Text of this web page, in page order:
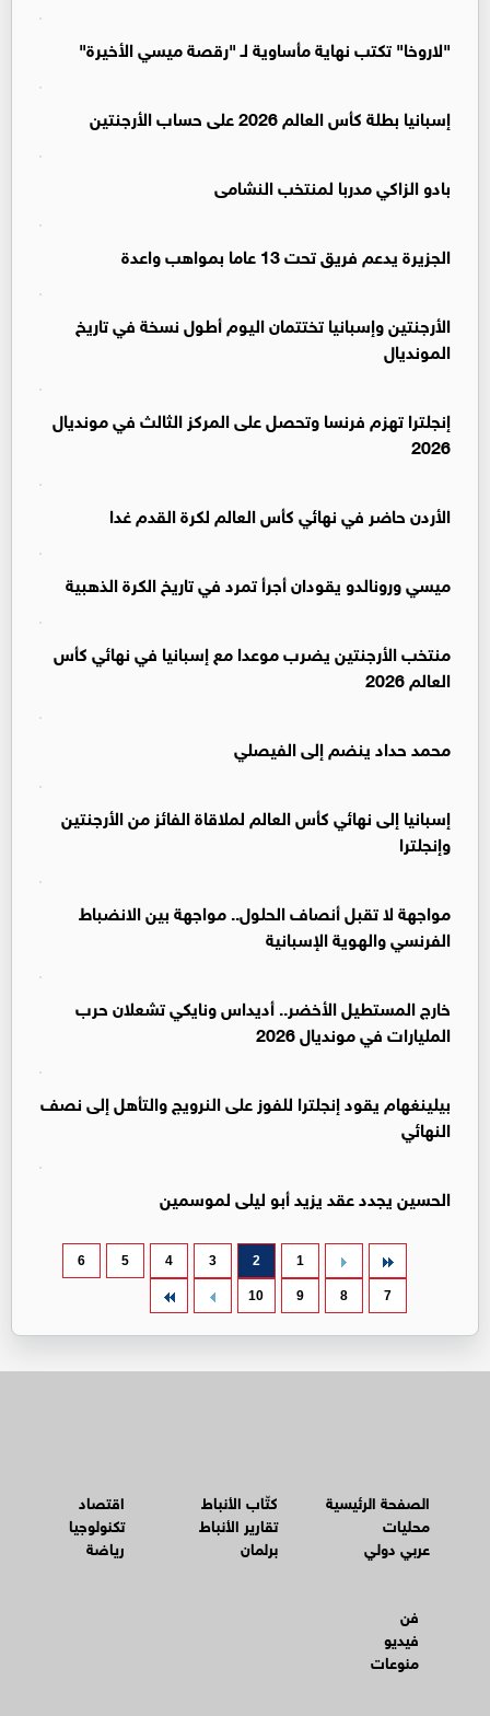
"لاروخا" تكتب نهاية مأساوية لـ "رقصة ميسي الأخيرة"
إسبانيا بطلة كأس العالم 2026 على حساب الأرجنتين
بادو الزاكي مدربا لمنتخب النشامى
الجزيرة يدعم فريق تحت 13 عاما بمواهب واعدة
الأرجنتين وإسبانيا تختتمان اليوم أطول نسخة في تاريخ
المونديال
إنجلترا تهزم فرنسا وتحصل على المركز الثالث في مونديال
2026
الأردن حاضر في نهائي كأس العالم لكرة القدم غدا
ميسي ورونالدو يقودان أجرأ تمرد في تاريخ الكرة الذهبية
منتخب الأرجنتين يضرب موعدا مع إسبانيا في نهائي كأس
العالم 2026
محمد حداد ينضم إلى الفيصلي
إسبانيا إلى نهائي كأس العالم لملاقاة الفائز من الأرجنتين
وإنجلترا
مواجهة لا تقبل أنصاف الحلول.. مواجهة بين الانضباط
الفرنسي والهوية الإسبانية
خارج المستطيل الأخضر.. أديداس ونايكي تشعلان حرب
المليارات في مونديال 2026
بيلينغهام يقود إنجلترا للفوز على النرويج والتأهل إلى نصف
النهائي
الحسين يجدد عقد يزيد أبو ليلى لموسمين
1
2
3
4
5
6
7
8
9
10
الصفحة الرئيسية
محليات
عربي دولي
كتّاب الأنباط
تقارير الأنباط
برلمان
اقتصاد
تكنولوجيا
رياضة
فن
فيديو
منوعات